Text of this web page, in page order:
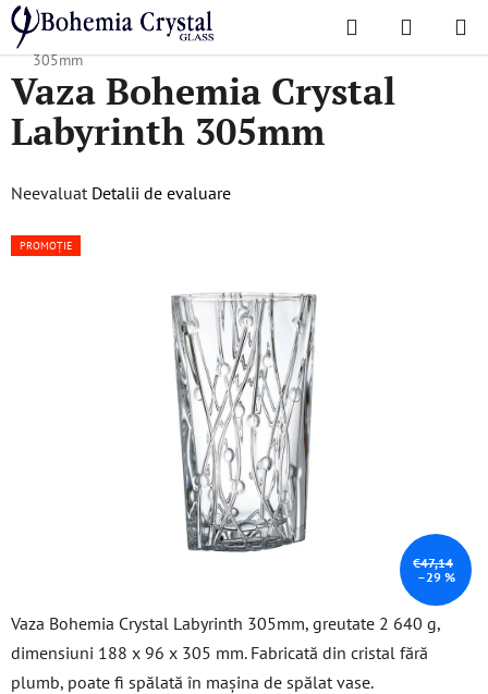
Treci
conținut
Căutare
DE
Acasă
/ Colecții populare / Labyrinth
Vaza Bohemia Crystal Labyrinth
305mm
Vaza Bohemia Crystal Labyrinth 305mm, greutate 2 640 g,
dimensiuni 188 x 96 x 305 mm. Fabricată din cristal fără
plumb, poate fi spălată în mașina de spălat vase.
Vaza Bohemia Crystal
Labyrinth 305mm
Evaluarea
a
Neevaluat Detalii de evaluare
PROMOȚIE
€47,14
–29 %